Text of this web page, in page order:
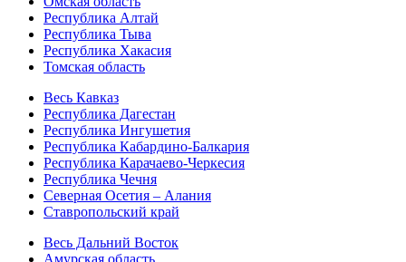
Республика Алтай
Республика Тыва
Республика Хакасия
Томская область
Весь Кавказ
Республика Дагестан
Республика Ингушетия
Республика Кабардино-Балкария
Республика Карачаево-Черкесия
Республика Чечня
Северная Осетия – Алания
Ставропольский край
Весь Дальний Восток
Амурская область